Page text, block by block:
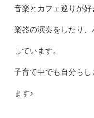
音楽とカフェ巡りが好
楽器の演奏をしたり
しています。
子育て中でも自分ら
ます♪